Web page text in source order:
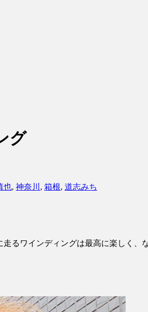
グ
也, 神奈川 , 箱根, 道志みち
るワインディングは最高に楽しく、